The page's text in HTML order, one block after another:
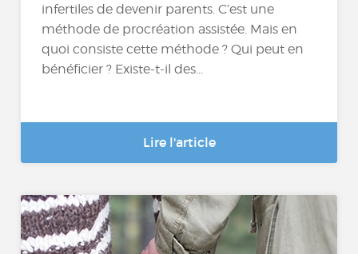
infertiles de devenir parents. C’est une
méthode de procréation assistée. Mais en
quoi consiste cette méthode ? Qui peut en
bénéficier ? Existe-t-il des...
Lire l'article